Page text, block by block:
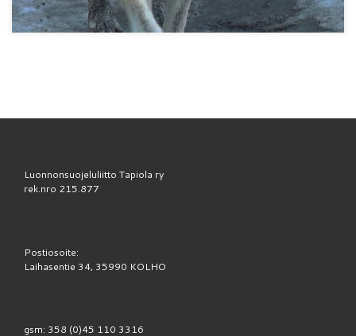
Luonnonsuojeluliitto Tapiola ry
rek.nro 215.877
Postiosoite:
Laihasentie 34, 35990 KOLHO
gsm: 358 (0)45 110 3316